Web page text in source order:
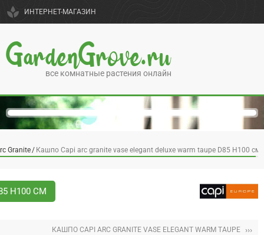
spa ИНТЕРНЕТ-МАГАЗИН
GardenGrove.ru
все комнатные растения онлайн
Granite Кашпо Capi arc granite vase elegant deluxe warm taupe D85 H100 см
H100 СМ
КАШПО CAPI ARC GRANITE VASE ELEGANT WARM TAUPE ›››